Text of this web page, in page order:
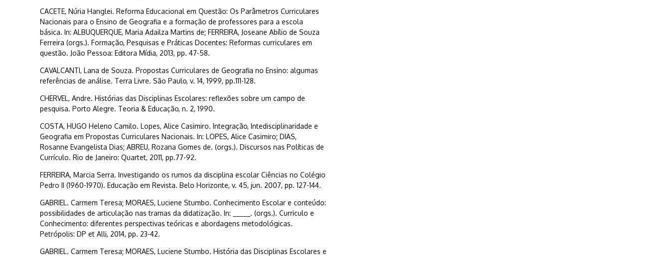
CACETE, Núria Hanglei. Reforma Educacional em Questão: Os Parâmetros Curriculares
Nacionais para o Ensino de Geografia e a formação de professores para a escola
básica. In: ALBUQUERQUE, Maria Adailza Martins de; FERREIRA, Joseane Abílio de Souza
Ferreira (orgs.). Formação, Pesquisas e Práticas Docentes: Reformas curriculares em
questão. João Pessoa: Editora Mídia, 2013, pp. 47-58.
CAVALCANTI, Lana de Souza. Propostas Curriculares de Geografia no Ensino: algumas
referências de análise. Terra Livre. São Paulo, v. 14, 1999, pp.111-128.
CHERVEL, Andre. Histórias das Disciplinas Escolares: reflexões sobre um campo de
pesquisa. Porto Alegre. Teoria & Educação, n. 2, 1990.
COSTA, HUGO Heleno Camilo. Lopes, Alice Casimiro. Integração, Intedisciplinaridade e
Geografia em Propostas Curriculares Nacionais. In: LOPES, Alice Casimiro; DIAS,
Rosanne Evangelista Dias; ABREU, Rozana Gomes de. (orgs.). Discursos nas Políticas de
Currículo. Rio de Janeiro: Quartet, 2011, pp.77-92.
FERREIRA, Marcia Serra. Investigando os rumos da disciplina escolar Ciências no Colégio
Pedro II (1960-1970). Educação em Revista. Belo Horizonte, v. 45, jun. 2007, pp. 127-144.
GABRIEL. Carmem Teresa; MORAES, Luciene Stumbo. Conhecimento Escolar e conteúdo:
possibilidades de articulação nas tramas da didatização. In: _____. (orgs.). Curriculo e
Conhecimento: diferentes perspectivas teóricas e abordagens metodológicas.
Petrópolis: DP et Alli, 2014, pp. 23-42.
GABRIEL. Carmem Teresa; MORAES, Luciene Stumbo. História das Disciplinas Escolares e